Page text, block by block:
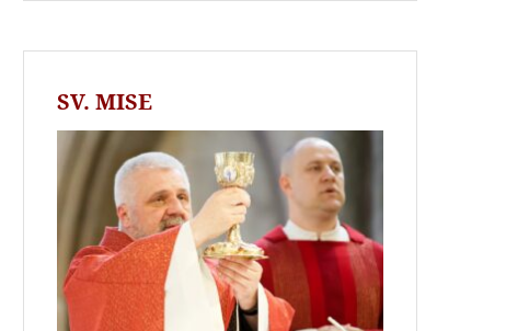
SV. MISE